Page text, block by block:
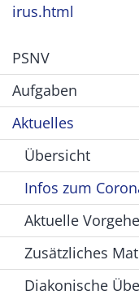
irus.html
PSNV
Aufgaben
Aktuelles
Übersicht
Infos zum
Aktuelle
Zusätzliches
Diakonische